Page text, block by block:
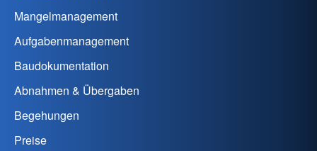
Mangelmanagement
Aufgabenmanagement
Baudokumentation
Abnahmen & Übergaben
Begehungen
Preise